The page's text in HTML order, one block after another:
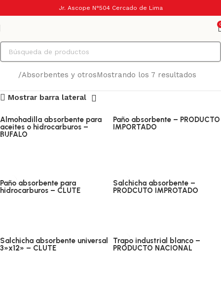
Jr. Ascope N°504 Cercado de Lima
Absorbentes y otrosMostrando los 7 resultados
Mostrar barra lateral
Almohadilla absorbente para
aceites o hidrocarburos –
BUFALO
Absorbentes y otros
Paño absorbente – PRODUCTO
IMPORTADO
Absorbentes y otros
Paño absorbente para
hidrocarburos – CLUTE
Absorbentes y otros
Salchicha absorbente –
PRODCUTO IMPROTADO
Absorbentes y otros
Salchicha absorbente universal
3»x12» – CLUTE
Absorbentes y otros
Trapo industrial blanco –
PRODUCTO NACIONAL
Absorbentes y otros